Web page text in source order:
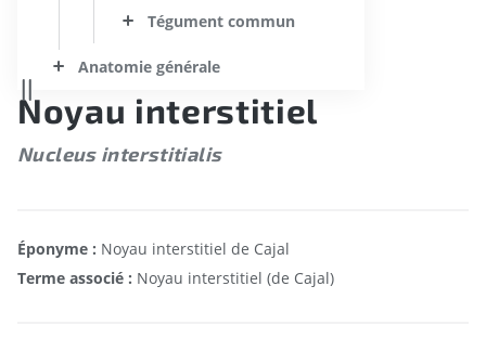
Tégument commun
Anatomie générale
Noyau interstitiel
Nucleus interstitialis
Éponyme : Noyau interstitiel de Cajal
Terme associé : Noyau interstitiel (de Cajal)